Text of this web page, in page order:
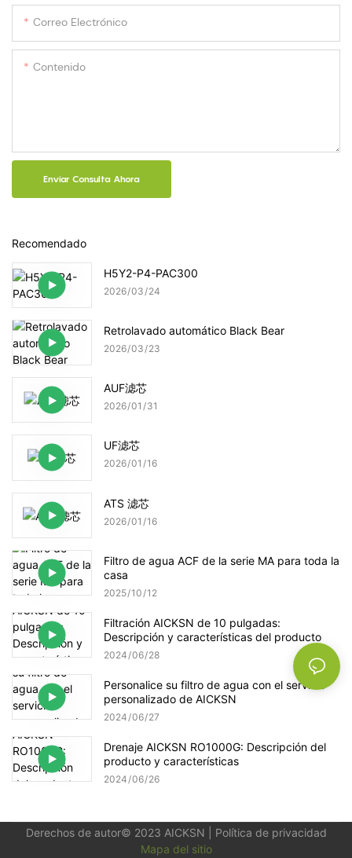
Correo Electrónico
Contenido
Enviar Consulta Ahora
Recomendado
H5Y2-P4-PAC300
2026 03 24
Retrolavado automático Black Bear
2026 03 23
AUF滤芯
2026 01 31
UF滤芯
2026 01 16
ATS 滤芯
2026 01 16
Filtro de agua ACF de la serie MA para toda la
casa
2025 10 12
Filtración AICKSN de 10 pulgadas:
Descripción y características del producto
2024 06 28
Personalice su filtro de agua con el servicio
personalizado de AICKSN
2024 06 27
Drenaje AICKSN RO1000G: Descripción del
producto y características
2024 06 26
Derechos de autor© 2023 AICKSN
Política de privacidad
Mapa del sitio